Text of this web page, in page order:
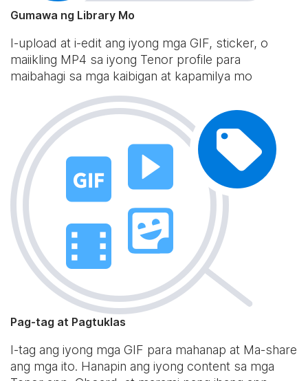
Gumawa ng Library Mo
I-upload at i-edit ang iyong mga GIF, sticker, o
maiikling MP4 sa iyong Tenor profile para
maibahagi sa mga kaibigan at kapamilya mo
Pag-tag at Pagtuklas
I-tag ang iyong mga GIF para mahanap at Ma-share
ang mga ito. Hanapin ang iyong content sa mga